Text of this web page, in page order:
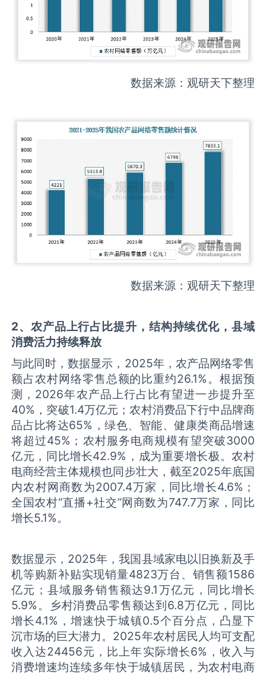
数据来源：观研天下整理
数据来源：观研天下整理
2、 农产品上行占比提升，结构持续优化，县域
消费活力持续释放
与此同时，数据显示，2025年，农产品网络零售
额占农村网络零售总额的比重约26.1%。根据预
测，2026年农产品上行占比有望进一步提升至
40%，突破1.4万亿元；农村消费品下行中品牌商
品占比将达65%，绿色、智能、健康类商品增速
将超过45%；农村服务电商规模有望突破3000
亿元，同比增长42.9%，成为重要增长极。农村
电商经营主体规模也同步壮大，截至2025年底国
内农村网商数为2007.4万家，同比增长4.6%；
全国农村“直播+社交”网商数为747.7万家，同比
增长5.1%。
数据显示，2025年，我国县域家电以旧换新及手
机等购新补贴实现销量4823万台、销售额1586
亿元；县域服务销售额达9.1万亿元，同比增长
5.9%。乡村消费品零售额达到6.8万亿元，同比
增长4.1%，增速快于城镇0.5个百分点，凸显下
沉市场的巨大潜力。2025年农村居民人均可支配
收入达24456元，比上年实际增长6%，收入与
消费增速均连续多年快于城镇居民，为农村电商